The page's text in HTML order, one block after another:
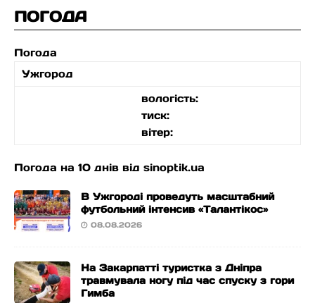
ПОГОДА
Погода
Ужгород
вологість:
тиск:
вітер:
Погода на 10 днів від sinoptik.ua
В Ужгороді проведуть масштабний
футбольний інтенсив «Талантікос»
08.08.2026
На Закарпатті туристка з Дніпра
травмувала ногу під час спуску з гори
Гимба